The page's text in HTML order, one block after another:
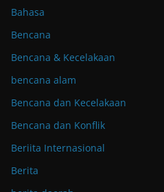
Bahasa
Bencana
Bencana & Kecelakaan
bencana alam
Bencana dan Kecelakaan
Bencana dan Konflik
Beriita Internasional
Berita